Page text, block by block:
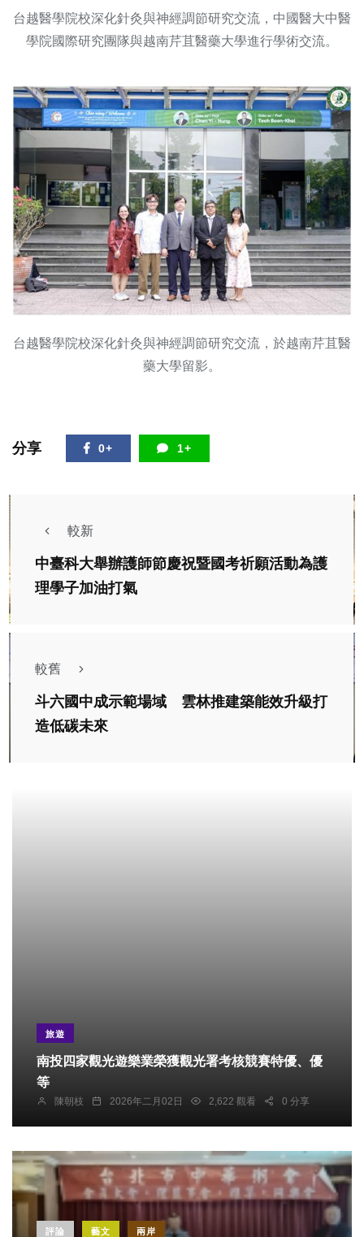
台越醫學院校深化針灸與神經調節研究交流，中國醫大中醫
學院國際研究團隊與越南芹苴醫藥大學進行學術交流。
台越醫學院校深化針灸與神經調節研究交流，於越南芹苴醫
藥大學留影。
分享 0+ 1+
較新
中臺科大舉辦護師節慶祝暨國考祈願活動為護
理學子加油打氣
較舊
斗六國中成示範場域 雲林推建築能效升級打
造低碳未來
旅遊
南投四家觀光遊樂業榮獲觀光署考核競賽特優、優
等
陳朝枝 2026年二月02日 2,622 觀看 0 分享
評論 藝文 兩岸